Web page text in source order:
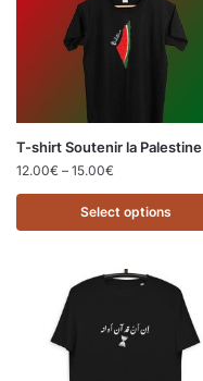
T-shirt Soutenir la Palestine
12.00€ – 15.00€
Select options